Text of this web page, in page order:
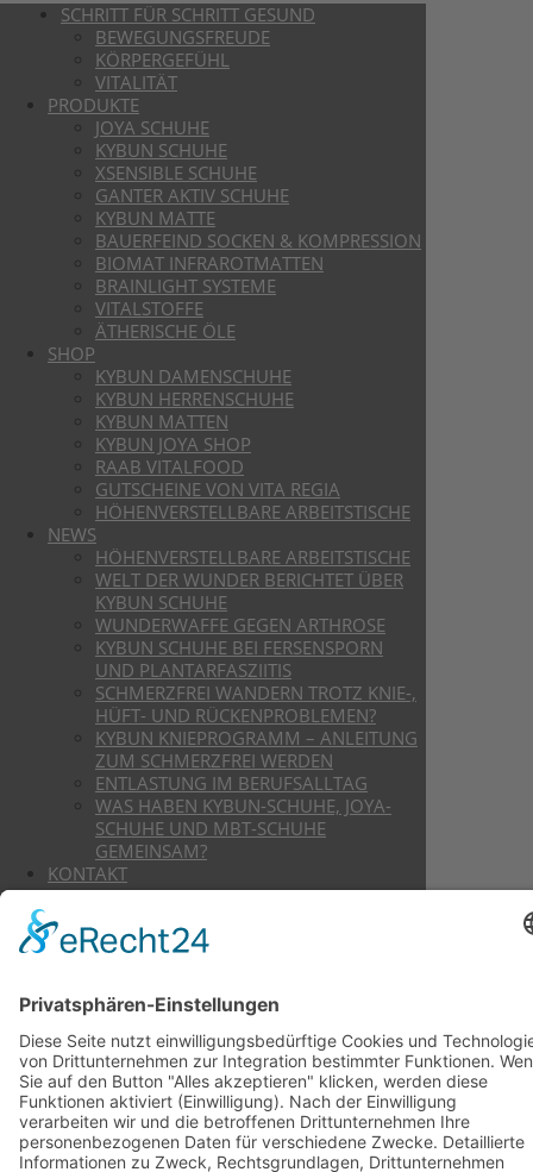
SCHRITT FÜR SCHRITT GESUND
BEWEGUNGSFREUDE
KÖRPERGEFÜHL
VITALITÄT
PRODUKTE
JOYA SCHUHE
KYBUN SCHUHE
XSENSIBLE SCHUHE
GANTER AKTIV SCHUHE
KYBUN MATTE
BAUERFEIND SOCKEN & KOMPRESSION
BIOMAT INFRAROTMATTEN
BRAINLIGHT SYSTEME
VITALSTOFFE
ÄTHERISCHE ÖLE
SHOP
KYBUN DAMENSCHUHE
KYBUN HERRENSCHUHE
KYBUN MATTEN
KYBUN JOYA SHOP
RAAB VITALFOOD
GUTSCHEINE VON VITA REGIA
HÖHENVERSTELLBARE ARBEITSTISCHE
NEWS
HÖHENVERSTELLBARE ARBEITSTISCHE
WELT DER WUNDER BERICHTET ÜBER
KYBUN SCHUHE
WUNDERWAFFE GEGEN ARTHROSE
KYBUN SCHUHE BEI FERSENSPORN
UND PLANTARFASZIITIS
SCHMERZFREI WANDERN TROTZ KNIE-,
HÜFT- UND RÜCKENPROBLEMEN?
KYBUN KNIEPROGRAMM – ANLEITUNG
ZUM SCHMERZFREI WERDEN
ENTLASTUNG IM BERUFSALLTAG
WAS HABEN KYBUN-SCHUHE, JOYA-
SCHUHE UND MBT-SCHUHE
GEMEINSAM?
KONTAKT
BERATUNGSTERMIN BUCHEN
Search